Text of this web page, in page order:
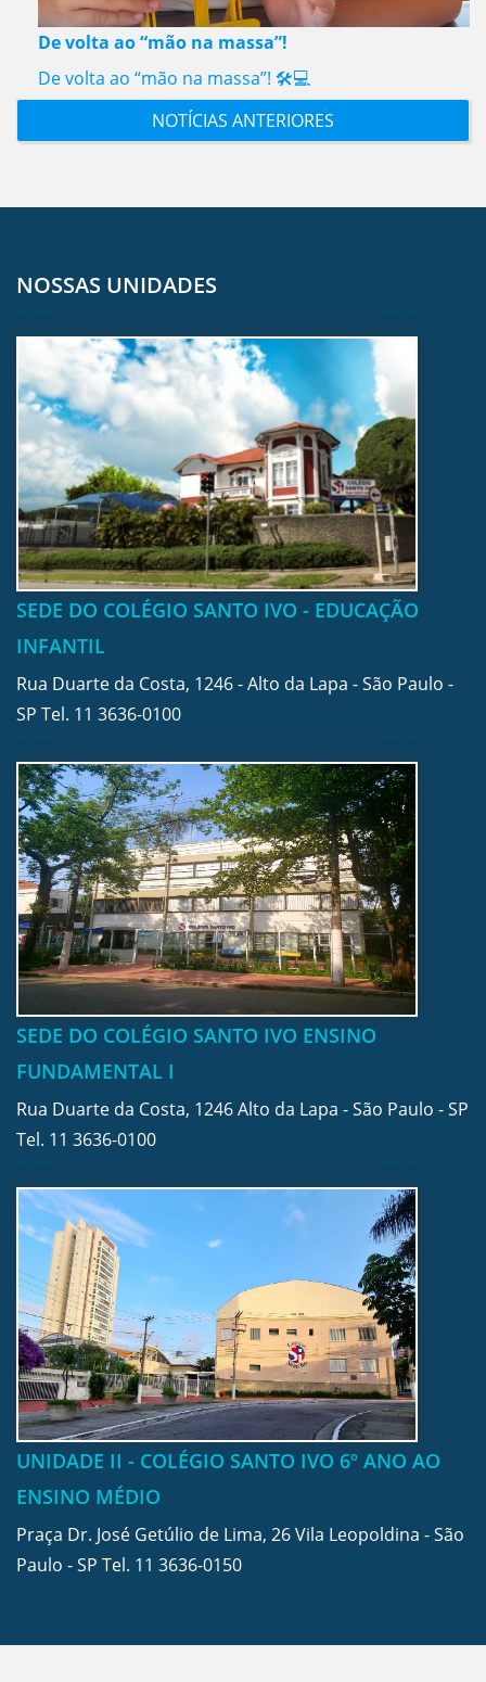
De volta ao “mão na massa”!
De volta ao “mão na massa”! 🛠️💻
NOTÍCIAS ANTERIORES
NOSSAS UNIDADES
SEDE DO COLÉGIO SANTO IVO - EDUCAÇÃO
INFANTIL
Rua Duarte da Costa, 1246 - Alto da Lapa - São Paulo -
SP Tel. 11 3636-0100
SEDE DO COLÉGIO SANTO IVO ENSINO
FUNDAMENTAL I
Rua Duarte da Costa, 1246 Alto da Lapa - São Paulo - SP
Tel. 11 3636-0100
UNIDADE II - COLÉGIO SANTO IVO 6º ANO AO
ENSINO MÉDIO
Praça Dr. José Getúlio de Lima, 26 Vila Leopoldina - São
Paulo - SP Tel. 11 3636-0150